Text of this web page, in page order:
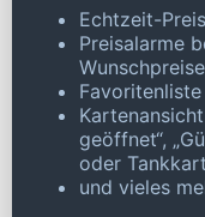
Echtzeit-
Preisalarme
geöffnet“,
oder
und vieles